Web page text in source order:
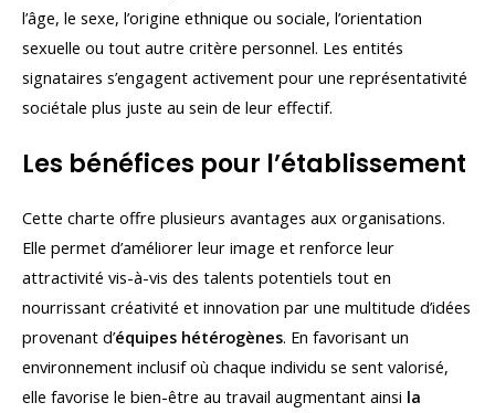
l’âge, le sexe, l’origine ethnique ou sociale, l’orientation
sexuelle ou tout autre critère personnel. Les entités
signataires s’engagent activement pour une représentativité
sociétale plus juste au sein de leur effectif.
Les bénéfices pour l’établissement
Cette charte offre plusieurs avantages aux organisations.
Elle permet d’améliorer leur image et renforce leur
attractivité vis-à-vis des talents potentiels tout en
nourrissant créativité et innovation par une multitude d’idées
provenant d’équipes hétérogènes. En favorisant un
environnement inclusif où chaque individu se sent valorisé,
elle favorise le bien-être au travail augmentant ainsi la